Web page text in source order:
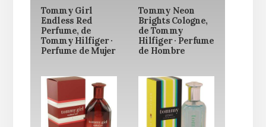
Tommy Girl
Endless Red
Perfume, de
Tommy Hilfiger ·
Perfume de Mujer
Tommy Neon
Brights Cologne,
de Tommy
Hilfiger · Perfume
de Hombre